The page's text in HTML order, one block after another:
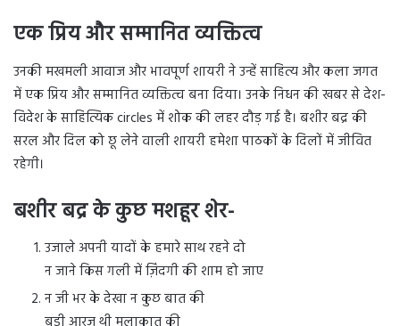
एक प्रिय और सम्मानित व्यक्तित्व
उनकी मखमली आवाज और भावपूर्ण शायरी ने उन्हें साहित्य और कला जगत
में एक प्रिय और सम्मानित व्यक्तित्व बना दिया। उनके निधन की खबर से देश-
विदेश के साहित्यिक circles में शोक की लहर दौड़ गई है। बशीर बद्र की
सरल और दिल को छू लेने वाली शायरी हमेशा पाठकों के दिलों में जीवित
रहेगी।
बशीर बद्र के कुछ मशहूर शेर-
उजाले अपनी यादों के हमारे साथ रहने दो
न जाने किस गली में ज़िंदगी की शाम हो जाए
न जी भर के देखा न कुछ बात की